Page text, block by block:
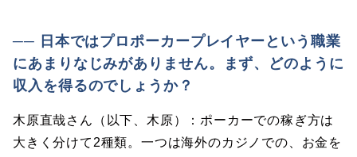
── 日本ではプロポーカープレイヤーという職業
にあまりなじみがありません。まず、どのように
収入を得るのでしょうか？
木原直哉さん（以下、木原）：ポーカーでの稼ぎ方は
大きく分けて2種類。一つは海外のカジノでの、お金を